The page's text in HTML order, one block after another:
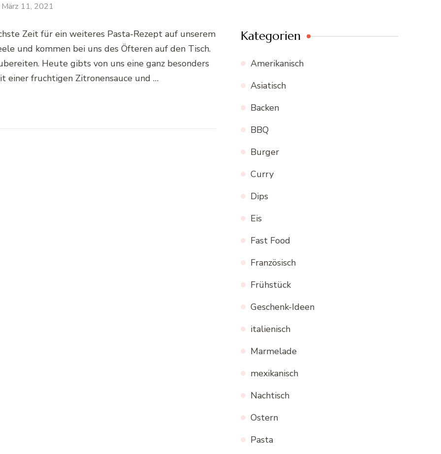
März 11, 2021
Zeit für ein weiteres Pasta-Rezept auf unserem
und kommen bei uns des Öfteren auf den Tisch.
Heute gibts von uns eine ganz besonders
einer fruchtigen Zitronensauce und …
Kategorien
Amerikanisch
Asiatisch
Backen
BBQ
Burger
Curry
Dips
Eis
Fast Food
Französisch
Frühstück
Geschenk-Ideen
italienisch
Marmelade
mexikanisch
Nachtisch
Ostern
Pasta